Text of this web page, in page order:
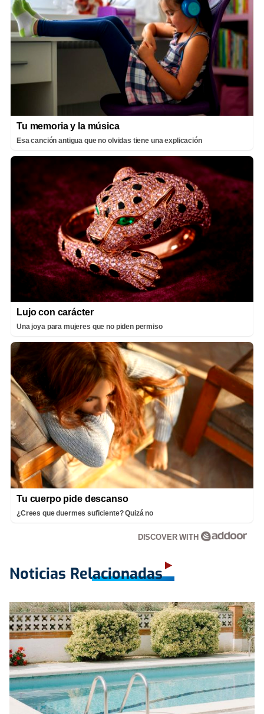
Tu memoria y la música
Esa canción antigua que no olvidas tiene una explicación
Lujo con carácter
Una joya para mujeres que no piden permiso
Tu cuerpo pide descanso
¿Crees que duermes suficiente? Quizá no
DISCOVER WITH
Noticias Relacionadas